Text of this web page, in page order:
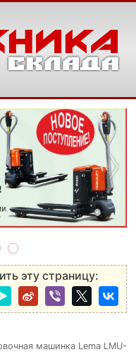
›
эту страницу:
машинка Lema LMU-